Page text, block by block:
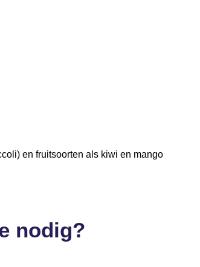
en fruitsoorten als kiwi en mango
nodig?